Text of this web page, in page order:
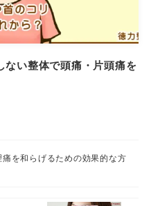
ない整体で頭痛・片頭痛を
を和らげるための効果的な方